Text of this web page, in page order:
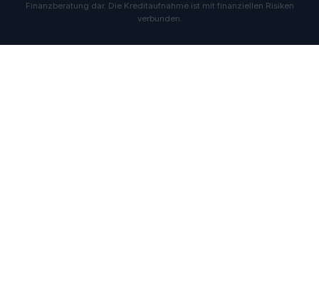
Finanzberatung dar. Die Kreditaufnahme ist mit finanziellen Risiken
verbunden.